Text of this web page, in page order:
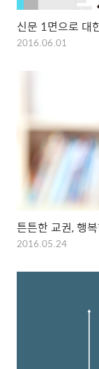
신문 1면으로 대
2016.06.01
튼튼한 교권, 행
2016.05.24